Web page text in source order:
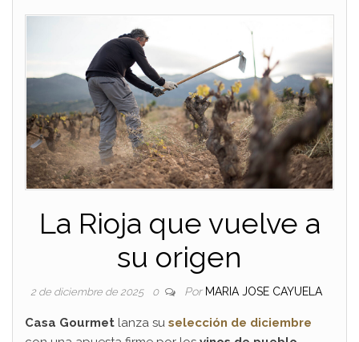
La Rioja que vuelve a
su origen
2 de diciembre de 2025 0 Por MARIA JOSE CAYUELA
Casa Gourmet lanza su selección de diciembre